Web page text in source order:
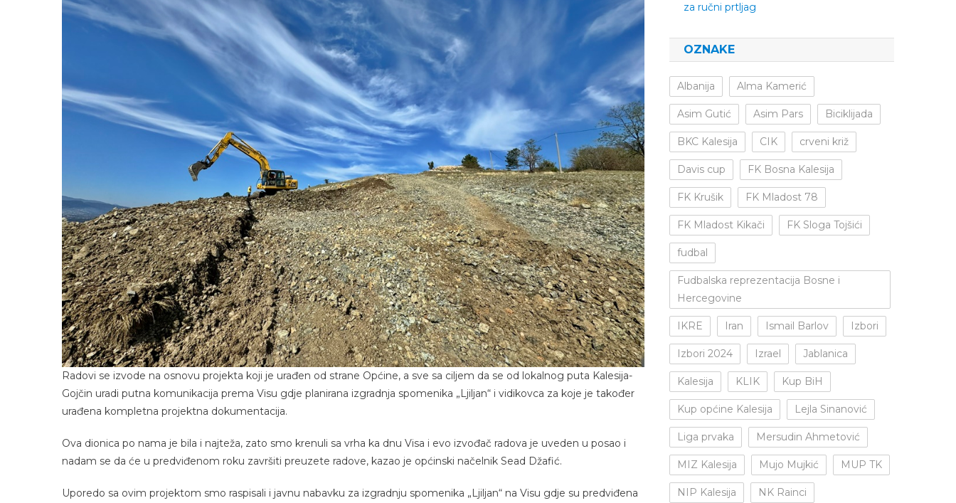
Radovi se izvode na osnovu projekta koji je urađen od strane Općine, a sve sa ciljem da se od lokalnog puta Kalesija-
Gojčin uradi putna komunikacija prema Visu gdje planirana izgradnja spomenika „Ljiljan“ i vidikovca za koje je također
urađena kompletna projektna dokumentacija.
Ova dionica po nama je bila i najteža, zato smo krenuli sa vrha ka dnu Visa i evo izvođač radova je uveden u posao i
nadam se da će u predviđenom roku završiti preuzete radove, kazao je općinski načelnik Sead Džafić.
Uporedo sa ovim projektom smo raspisali i javnu nabavku za izgradnju spomenika „Ljiljan“ na Visu gdje su predviđena
za ručni prtljag
OZNAKE
Albanija Alma Kamerić
Asim Gutić Asim Pars Biciklijada
BKC Kalesija CIK crveni križ
Davis cup FK Bosna Kalesija
FK Krušik FK Mladost 78
FK Mladost Kikači FK Sloga Tojšići
fudbal
Fudbalska reprezentacija Bosne i
Hercegovine
IKRE Iran Ismail Barlov Izbori
Izbori 2024 Izrael Jablanica
Kalesija KLIK Kup BiH
Kup općine Kalesija Lejla Sinanović
Liga prvaka Mersudin Ahmetović
MIZ Kalesija Mujo Mujkić MUP TK
NIP Kalesija NK Rainci